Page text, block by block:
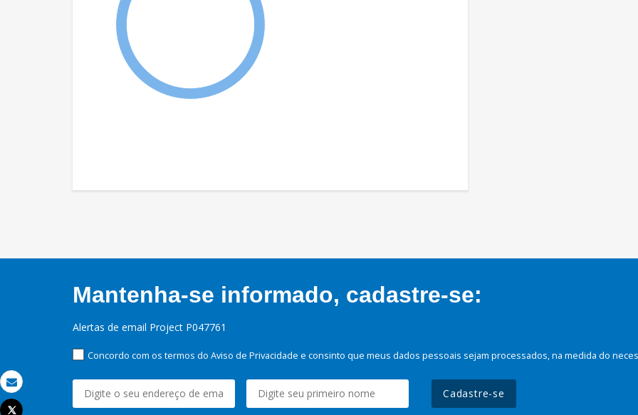
Email
Tweet
Mantenha-se informado, cadastre-se:
Alertas de email Project P047761
Concordo com os termos do Aviso de Privacidade e consinto que meus dados pessoais sejam processados, na medida do
Cadastre-se